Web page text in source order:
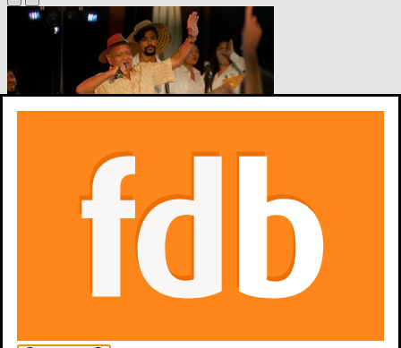
Wystrzałowe wesele